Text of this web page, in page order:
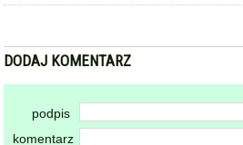
DODAJ KOMENTARZ
podpis
komentarz